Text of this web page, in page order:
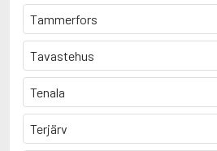
Tammerfors
Tavastehus
Tenala
Terjärv